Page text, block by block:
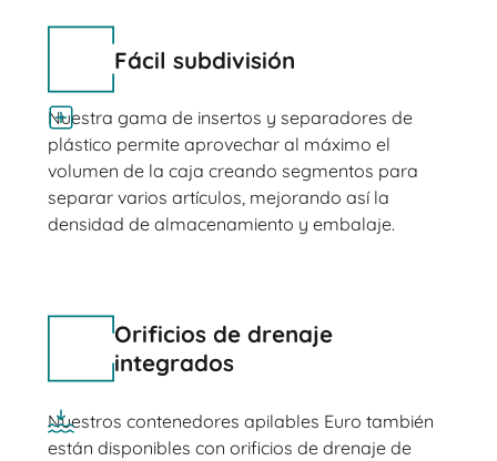
Fácil subdivisión
Nuestra gama de insertos y separadores de
plástico permite aprovechar al máximo el
volumen de la caja creando segmentos para
separar varios artículos, mejorando así la
densidad de almacenamiento y embalaje.
Orificios de drenaje
integrados
Nuestros contenedores apilables Euro también
están disponibles con orificios de drenaje de